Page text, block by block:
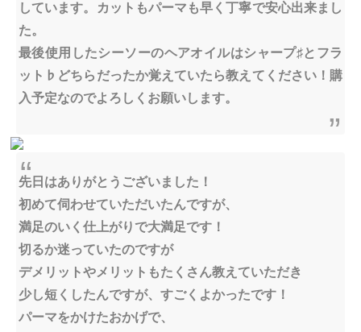
しています。カットもパーマも早く丁寧で安心出来まし
た。
最後使用したシーソーのヘアオイルはシャープ♯とフラ
ット♭どちらだったか覚えていたら教えてください！購
入予定なのでよろしくお願いします。
先日はありがとうございました！
初めて伺わせていただいたんですが、
満足のいく仕上がりで大満足です！
切るか迷っていたのですが
デメリットやメリットもたくさん教えていただき
少し短くしたんですが、すごくよかったです！
パーマをかけたおかげで、